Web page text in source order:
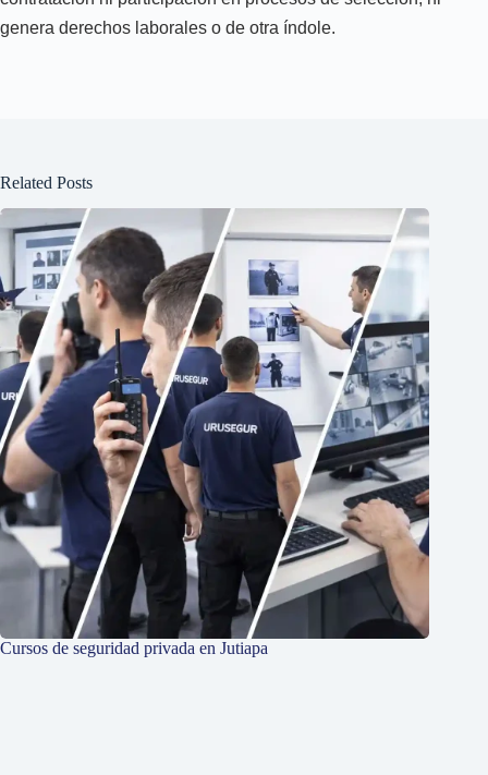
genera derechos laborales o de otra índole.
Related Posts
Cursos de seguridad privada en Jutiapa